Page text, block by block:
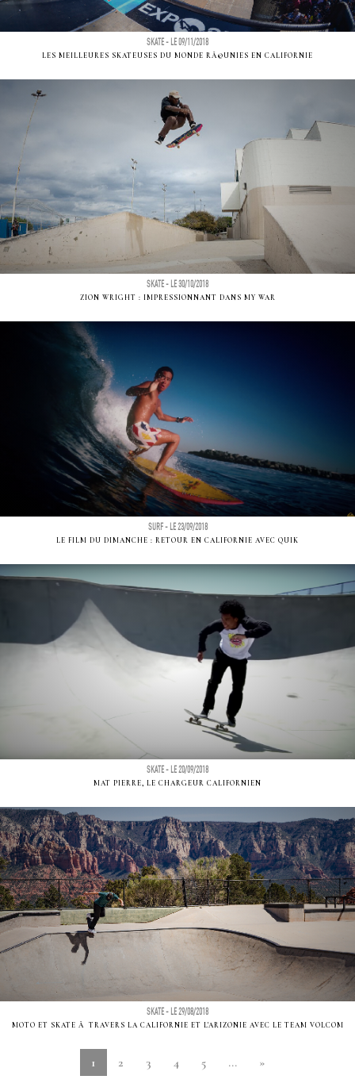
SKATE - LE 09/11/2018
LES MEILLEURES SKATEUSES DU MONDE RÃ©UNIES EN CALIFORNIE
SKATE - LE 30/10/2018
ZION WRIGHT : IMPRESSIONNANT DANS MY WAR
SURF - LE 23/09/2018
LE FILM DU DIMANCHE : RETOUR EN CALIFORNIE AVEC QUIK
SKATE - LE 20/09/2018
MAT PIERRE, LE CHARGEUR CALIFORNIEN
SKATE - LE 29/08/2018
MOTO ET SKATE Ã TRAVERS LA CALIFORNIE ET L'ARIZONIE AVEC LE TEAM VOLCOM
1 2 3 4 5 ... »